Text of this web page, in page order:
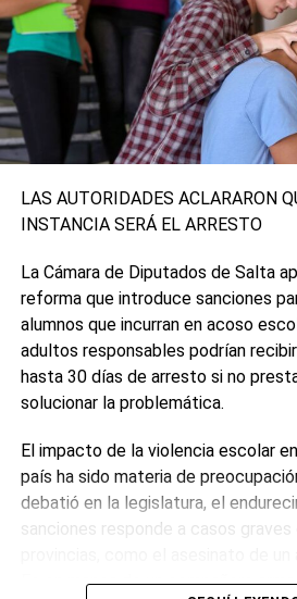
LAS AUTORIDADES ACLARARON
INSTANCIA SERÁ EL ARRESTO
La Cámara de Diputados de Salta
reforma que introduce sanciones
alumnos que incurran en acoso
adultos responsables podrían
hasta 30 días de arresto si no
solucionar la problemática.
El impacto de la violencia escolar
país ha sido materia de
debatió en la legislatura, el
sanciones responde a casos graves
Fe en manos de un compañero